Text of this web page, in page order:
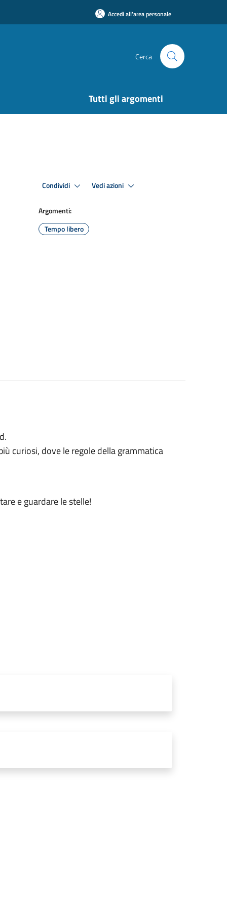
Accedi all'area personale
Cerca
Tutti gli argomenti
Condividi Vedi azioni
Argomenti:
Tempo libero
curiosi, dove le regole della grammatica
e guardare le stelle!